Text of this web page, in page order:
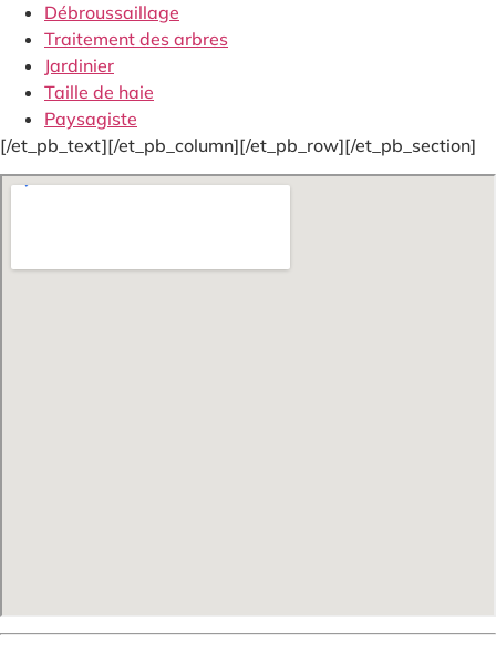
Débroussaillage
Traitement des arbres
Jardinier
Taille de haie
Paysagiste
[/et_pb_text][/et_pb_column][/et_pb_row][/et_pb_section]